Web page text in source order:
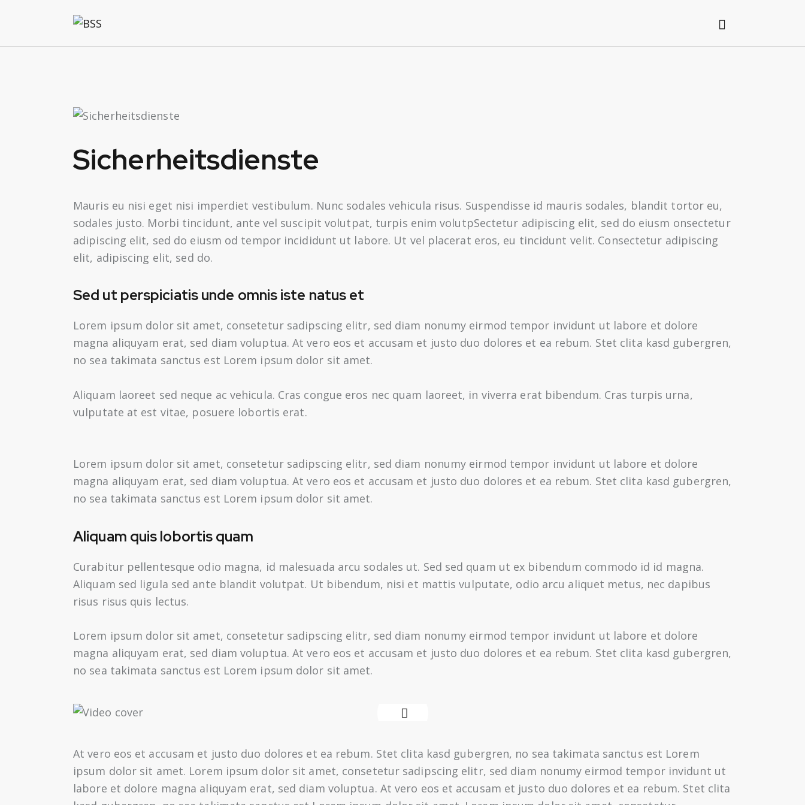
Sicherheitsdienste
Mauris eu nisi eget nisi imperdiet vestibulum. Nunc sodales vehicula risus. Suspendisse id mauris sodales, blandit tortor eu,
sodales justo. Morbi tincidunt, ante vel suscipit volutpat, turpis enim volutpSectetur adipiscing elit, sed do eiusm onsectetur
adipiscing elit, sed do eiusm od tempor incididunt ut labore. Ut vel placerat eros, eu tincidunt velit. Consectetur adipiscing
elit, adipiscing elit, sed do.
Sed ut perspiciatis unde omnis iste natus et
Lorem ipsum dolor sit amet, consetetur sadipscing elitr, sed diam nonumy eirmod tempor invidunt ut labore et dolore
magna aliquyam erat, sed diam voluptua. At vero eos et accusam et justo duo dolores et ea rebum. Stet clita kasd gubergren,
no sea takimata sanctus est Lorem ipsum dolor sit amet.
Aliquam laoreet sed neque ac vehicula. Cras congue eros nec quam laoreet, in viverra erat bibendum. Cras turpis urna,
vulputate at est vitae, posuere lobortis erat.
Lorem ipsum dolor sit amet, consetetur sadipscing elitr, sed diam nonumy eirmod tempor invidunt ut labore et dolore
magna aliquyam erat, sed diam voluptua. At vero eos et accusam et justo duo dolores et ea rebum. Stet clita kasd gubergren,
no sea takimata sanctus est Lorem ipsum dolor sit amet.
Aliquam quis lobortis quam
Curabitur pellentesque odio magna, id malesuada arcu sodales ut. Sed sed quam ut ex bibendum commodo id id magna.
Aliquam sed ligula sed ante blandit volutpat. Ut bibendum, nisi et mattis vulputate, odio arcu aliquet metus, nec dapibus
risus risus quis lectus.
Lorem ipsum dolor sit amet, consetetur sadipscing elitr, sed diam nonumy eirmod tempor invidunt ut labore et dolore
magna aliquyam erat, sed diam voluptua. At vero eos et accusam et justo duo dolores et ea rebum. Stet clita kasd gubergren,
no sea takimata sanctus est Lorem ipsum dolor sit amet.
At vero eos et accusam et justo duo dolores et ea rebum. Stet clita kasd gubergren, no sea takimata sanctus est Lorem
ipsum dolor sit amet. Lorem ipsum dolor sit amet, consetetur sadipscing elitr, sed diam nonumy eirmod tempor invidunt ut
labore et dolore magna aliquyam erat, sed diam voluptua. At vero eos et accusam et justo duo dolores et ea rebum. Stet clita